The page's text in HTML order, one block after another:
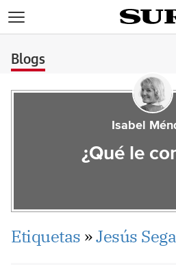
Blogs
Isabel
¿Qué le
Etiquetas »Jesús